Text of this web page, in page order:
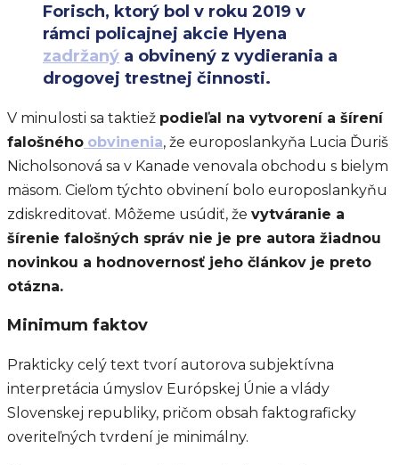
Forisch, ktorý bol v roku 2019 v
rámci policajnej akcie Hyena
zadržaný a obvinený z vydierania a
drogovej trestnej činnosti.
V minulosti sa taktiež podieľal na vytvorení a šírení
falošného obvinenia, že europoslankyňa Lucia Ďuriš
Nicholsonová sa v Kanade venovala obchodu s bielym
mäsom. Cieľom týchto obvinení bolo europoslankyňu
zdiskreditovať. Môžeme usúdiť, že vytváranie a
šírenie falošných správ nie je pre autora žiadnou
novinkou a hodnovernosť jeho článkov je preto
otázna.
Minimum faktov
Prakticky celý text tvorí autorova subjektívna
interpretácia úmyslov Európskej Únie a vlády
Slovenskej republiky, pričom obsah faktograficky
overiteľných tvrdení je minimálny.